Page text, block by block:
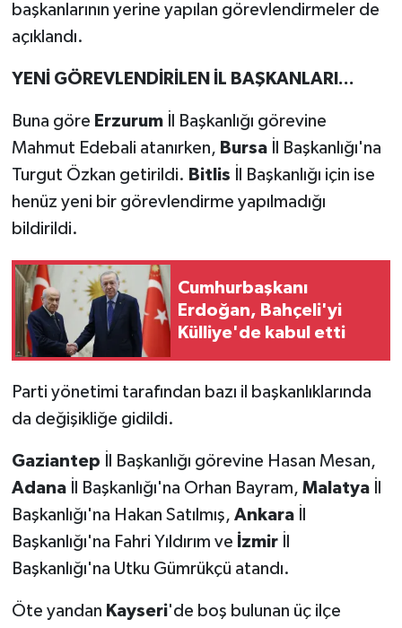
başkanlarının yerine yapılan görevlendirmeler de
açıklandı.
YENİ GÖREVLENDİRİLEN İL BAŞKANLARI...
Buna göre Erzurum
İl Başkanlığı görevine
Mahmut Edebali atanırken, Bursa
İl Başkanlığı'na
Turgut Özkan getirildi. Bitlis
İl Başkanlığı için ise
henüz yeni bir görevlendirme yapılmadığı
bildirildi.
Cumhurbaşkanı
Erdoğan, Bahçeli'yi
Külliye'de kabul etti
Parti yönetimi tarafından bazı il başkanlıklarında
da değişikliğe gidildi.
Gaziantep
İl Başkanlığı görevine Hasan Mesan,
Adana
İl Başkanlığı'na Orhan Bayram, Malatya
Başkanlığı'na Hakan Satılmış, Ankara
Başkanlığı'na Fahri Yıldırım ve İzmir
Başkanlığı'na Utku Gümrükçü atandı.
Öte yandan Kayseri'de boş bulunan üç ilçe